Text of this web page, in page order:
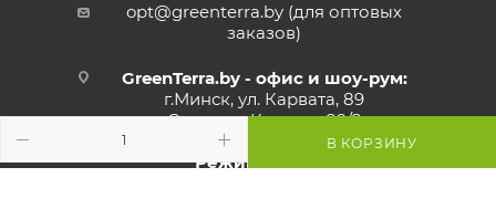
В КОРЗИНУ
opt@greenterra.by (для оптовых
заказов)
GreenTerra.by - офис и шоу-рум:
г.Минск, ул. Карвата, 89
Склад: ул.Карвата 89/2
Режим работы: